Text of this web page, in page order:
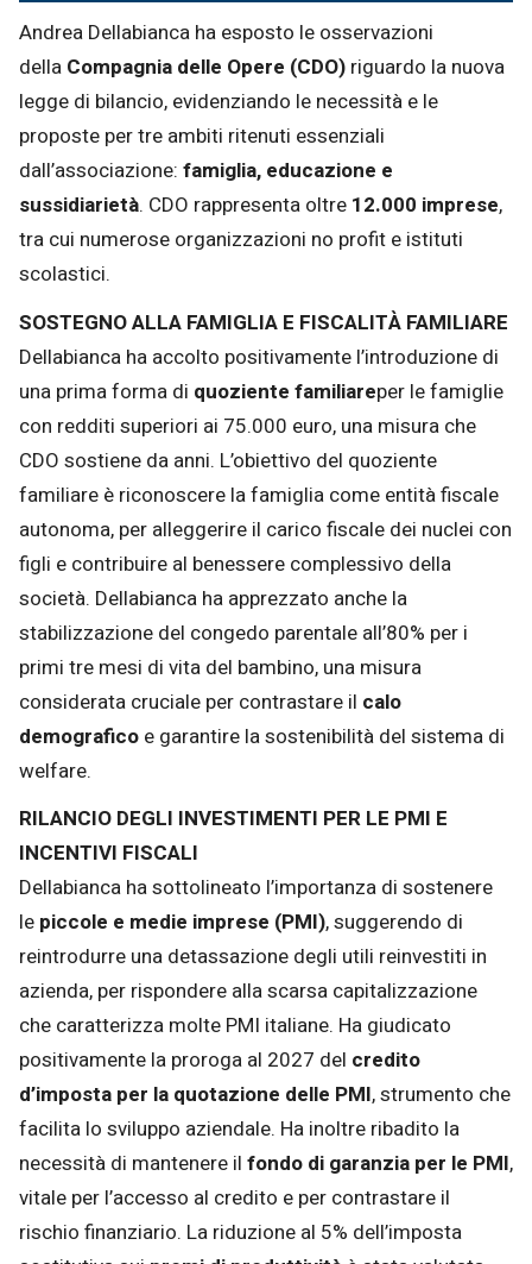
Andrea Dellabianca ha esposto le osservazioni
della Compagnia delle Opere (CDO) riguardo la nuova
legge di bilancio, evidenziando le necessità e le
proposte per tre ambiti ritenuti essenziali
dall’associazione: famiglia, educazione e
sussidiarietà. CDO rappresenta oltre 12.000 imprese,
tra cui numerose organizzazioni no profit e istituti
scolastici.
SOSTEGNO ALLA FAMIGLIA E FISCALITÀ FAMILIARE
Dellabianca ha accolto positivamente l’introduzione di
una prima forma di quoziente familiareper le famiglie
con redditi superiori ai 75.000 euro, una misura che
CDO sostiene da anni. L’obiettivo del quoziente
familiare è riconoscere la famiglia come entità fiscale
autonoma, per alleggerire il carico fiscale dei nuclei con
figli e contribuire al benessere complessivo della
società. Dellabianca ha apprezzato anche la
stabilizzazione del congedo parentale all’80% per i
primi tre mesi di vita del bambino, una misura
considerata cruciale per contrastare il calo
demografico e garantire la sostenibilità del sistema di
welfare.
RILANCIO DEGLI INVESTIMENTI PER LE PMI E
INCENTIVI FISCALI
Dellabianca ha sottolineato l’importanza di sostenere
le piccole e medie imprese (PMI), suggerendo di
reintrodurre una detassazione degli utili reinvestiti in
azienda, per rispondere alla scarsa capitalizzazione
che caratterizza molte PMI italiane. Ha giudicato
positivamente la proroga al 2027 del credito
d’imposta per la quotazione delle PMI, strumento che
facilita lo sviluppo aziendale. Ha inoltre ribadito la
necessità di mantenere il fondo di garanzia per le PMI,
vitale per l’accesso al credito e per contrastare il
rischio finanziario. La riduzione al 5% dell’imposta